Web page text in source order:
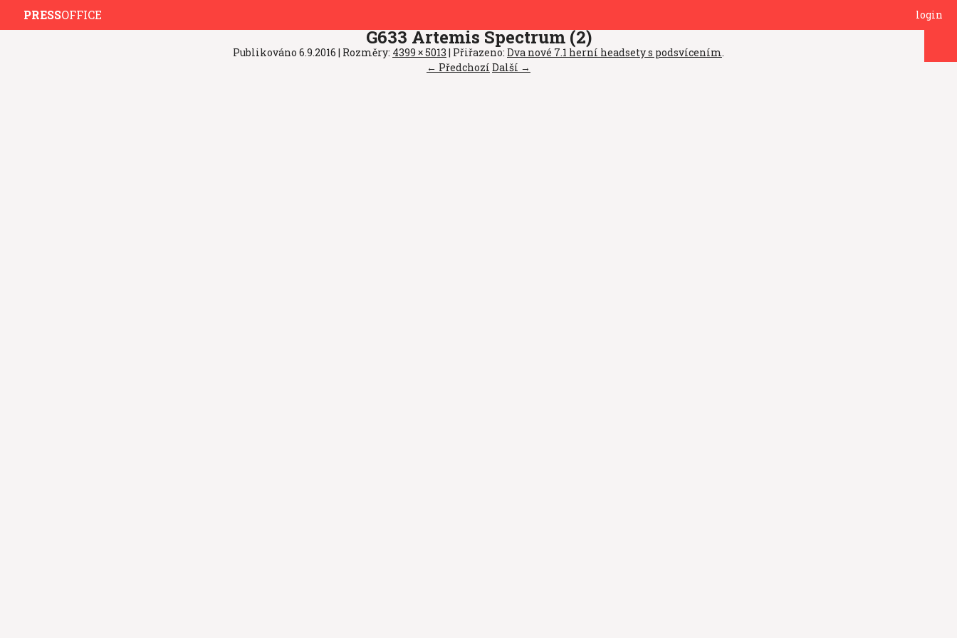
PRESSOFFICE login
G633 Artemis Spectrum (2)
Publikováno 6.9.2016 | Rozměry: 4399 × 5013 | Přiřazeno: Dva nové 7.1 herní headsety s podsvícením.
← Předchozí Další →